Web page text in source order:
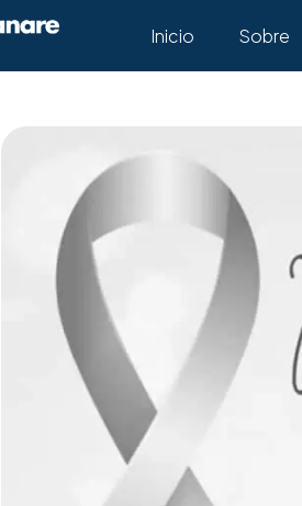
Inicio Sobre